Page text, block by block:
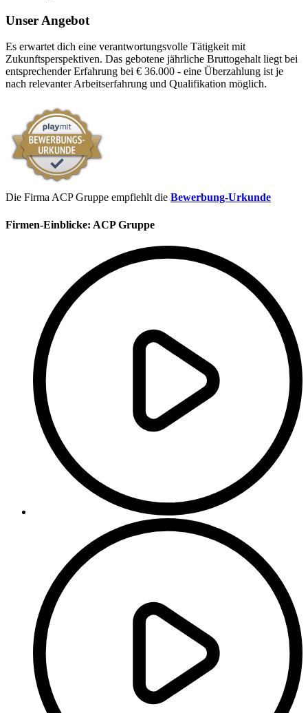
Unser Angebot
Es erwartet dich eine verantwortungsvolle Tätigkeit mit
Zukunftsperspektiven. Das gebotene jährliche Bruttogehalt liegt bei
entsprechender Erfahrung bei € 36.000 - eine Überzahlung ist je
nach relevanter Arbeitserfahrung und Qualifikation möglich.
Die Firma ACP Gruppe empfiehlt die Bewerbung-Urkunde
Firmen-Einblicke: ACP Gruppe